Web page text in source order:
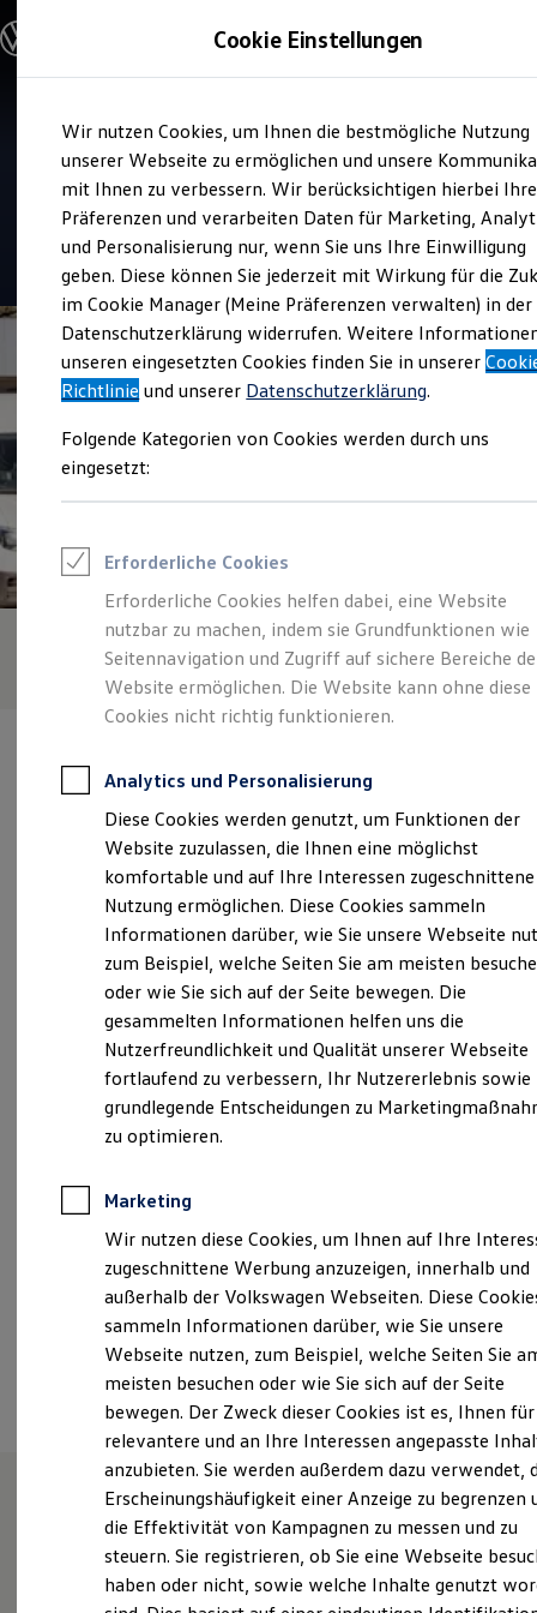
Hauptinhalt
springen
Footer
springen
Modelle & Konfigurator
Nutzfahrzeugkategorien entdecken
Modelle konfigurieren
Vorgängermodelle und Oldtimer
Vorgängermodelle
Oldtimer
Bulli Historie
Branchenlösungen & Gewerbekunden
Umbaulösungen und Hersteller finden
Auf- und Umbauten entdecken & konfigurieren
Groß- und Sonderkunden
Großkunden
Kommunen & Behörden
Journalisten
Sportvereine
Branchenlösungen
Gewerbliche Personenbeförderung
Service & mobile Werkstätten
Kühlfahrzeuge
ONE Business ID Vorteile
Fahrzeugsuche & Marktplatz
Fahrzeugsuche
Fahrzeuge online kaufen
Digitaler Marktplatz
Kauf & Finanzierung
Online-Fahrzeugbewertung
Aktionen & Angebote
Für Gewerbekunden
Profi Paket
TopDeal
Gebrauchtwagen
ProfiPartner für Gebrauchtwagen
Zertifizierte Gebrauchtwagen
Finanzierung
Für Privatkunden
Für Gewerbekunden
Leasing
Für Privatkunden
Für Gewerbekunden
Versicherungen & Garantien
Garantien
Kfz-Versicherung für Nutzfahrzeuge
Restschuldversicherung
Wartungsverträge
Besitzer & Service
Sommer-Special
Reparatur, Pflege & Inspektion
Servicetermin anfragen
Service-Vorteile bei Volkswagen Nutzfahrzeuge
Economy Service
Räder & Reifen Service
Ersatzfahrzeuge
Notdienst und Pannenhilfe
Software, Konnektivität & Apps
California App
VW Connect für Ihren ID. Buzz
VW Connect für Ihren Transporter/Caravelle
VW Connect für Ihren Amarok
VW Connect für andere Modelle
Connect Pro
Fleet Interface Data
Multistop Pathfinder
Übersicht Software Updates
Hilfreiches für Besitzer
Verkauf und Service
Gottfried Schultz
Automobilhandel
4.5|181 Bewertungen
Verantwortlich für die Inhalte auf dieser Seite ist die Gottfried
Schultz Automobilhandels SE (Impressum & Rechtliches)
Kleine Schönscheidtstraße 1, 45307 Essen
info_14@gottfried-schultz.de
+49 201 85980
Montag-Freitag 07:00 -18:00 Uhr
Samstag
09:00-14:00 Uhr
Ansprechpartner
Termin vereinbaren
Herzlich willkommen bei
Volkswagen Essen-Kray!
Cookie Einstellungen
Wir nutzen Cookies, um Ihnen die bestmögliche Nutzung
unserer Webseite zu ermöglichen und unsere
mit Ihnen zu verbessern. Wir berücksichtigen hierbei Ihre
Präferenzen und verarbeiten Daten für Marketing,
und Personalisierung nur, wenn Sie uns Ihre Einwilligung
geben. Diese können Sie jederzeit mit Wirkung für die
im Cookie Manager (Meine Präferenzen verwalten) in der
Datenschutzerklärung widerrufen. Weitere
unseren eingesetzten Cookies finden Sie in unserer
Richtlinie und unserer Datenschutzerklärung.
Folgende Kategorien von Cookies werden durch uns
eingesetzt:
Erforderliche Cookies
Erforderliche Cookies helfen dabei, eine Website
nutzbar zu machen, indem sie Grundfunktionen wie
Seitennavigation und Zugriff auf sichere Bereiche
Website ermöglichen. Die Website kann ohne diese
Cookies nicht richtig funktionieren.
Analytics und Personalisierung
Diese Cookies werden genutzt, um Funktionen der
Website zuzulassen, die Ihnen eine möglichst
komfortable und auf Ihre Interessen zugeschnittene
Nutzung ermöglichen. Diese Cookies sammeln
Informationen darüber, wie Sie unsere Webseite
zum Beispiel, welche Seiten Sie am meisten
oder wie Sie sich auf der Seite bewegen. Die
gesammelten Informationen helfen uns die
Nutzerfreundlichkeit und Qualität unserer Webseite
fortlaufend zu verbessern, Ihr Nutzererlebnis sowie
grundlegende Entscheidungen zu
zu optimieren.
Marketing
Wir nutzen diese Cookies, um Ihnen auf Ihre
zugeschnittene Werbung anzuzeigen, innerhalb und
außerhalb der Volkswagen Webseiten. Diese
sammeln Informationen darüber, wie Sie unsere
Webseite nutzen, zum Beispiel, welche Seiten Sie
meisten besuchen oder wie Sie sich auf der Seite
bewegen. Der Zweck dieser Cookies ist es, Ihnen für
relevantere und an Ihre Interessen angepasste
anzubieten. Sie werden außerdem dazu verwendet,
Erscheinungshäufigkeit einer Anzeige zu begrenzen
die Effektivität von Kampagnen zu messen und zu
steuern. Sie registrieren, ob Sie eine Webseite
haben oder nicht, sowie welche Inhalte genutzt